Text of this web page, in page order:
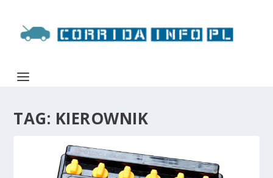
TAG: KIEROWNIK